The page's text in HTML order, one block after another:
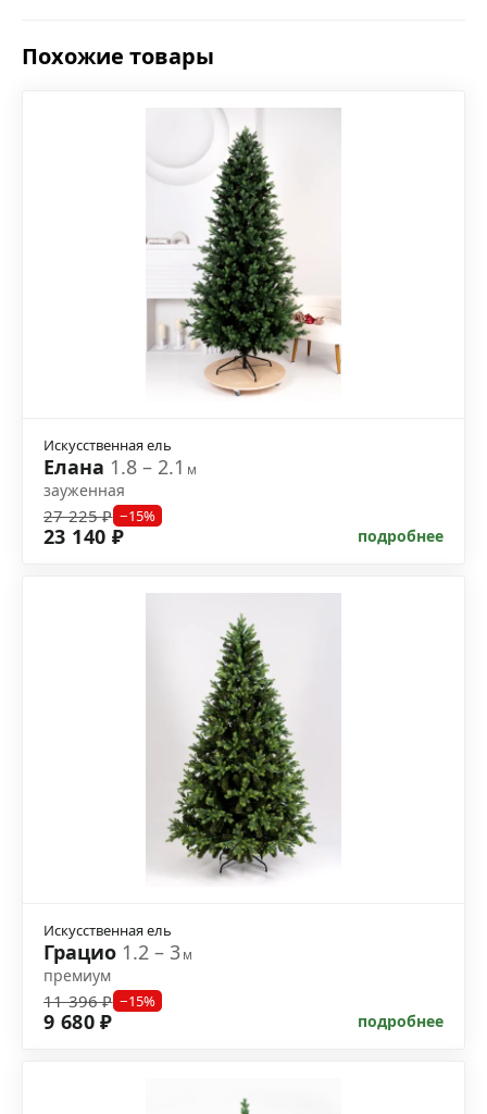
Похожие товары
Искусственная ель
Елана 1.8 – 2.1м
зауженная
27 225 ₽ −15%
23 140 ₽ подробнее
Искусственная ель
Грацио 1.2 – 3м
премиум
11 396 ₽ −15%
9 680 ₽ подробнее